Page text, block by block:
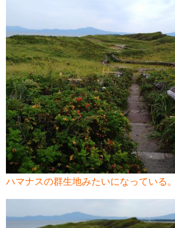
ハマナスの群生地みたいになっている。